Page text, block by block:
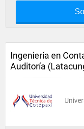
Ingeniería en
Auditoría